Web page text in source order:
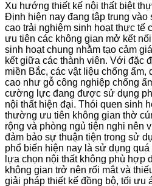
Xu hướng thiết kế nội thất biệt
Định hiện nay đang tập trung vào
cao trải nghiệm sinh hoạt thực tế
ưu tiên các không gian mở kết
sinh hoạt chung nhằm tạo cảm
kết giữa các thành viên. Với đặc
miền Bắc, các vật liệu chống ẩm,
cao như gỗ công nghiệp chống
cường lực đang được sử dụng
nội thất hiện đại. Thói quen sinh
thường ưu tiên không gian thờ
rộng và phòng ngủ tiện nghi nên
đảm bảo sự thuận tiện trong sử
phổ biến hiện nay là sử dụng
lựa chọn nội thất không phù hợp
không gian trở nên rối mắt và
giải pháp thiết kế đồng bộ, tối ưu